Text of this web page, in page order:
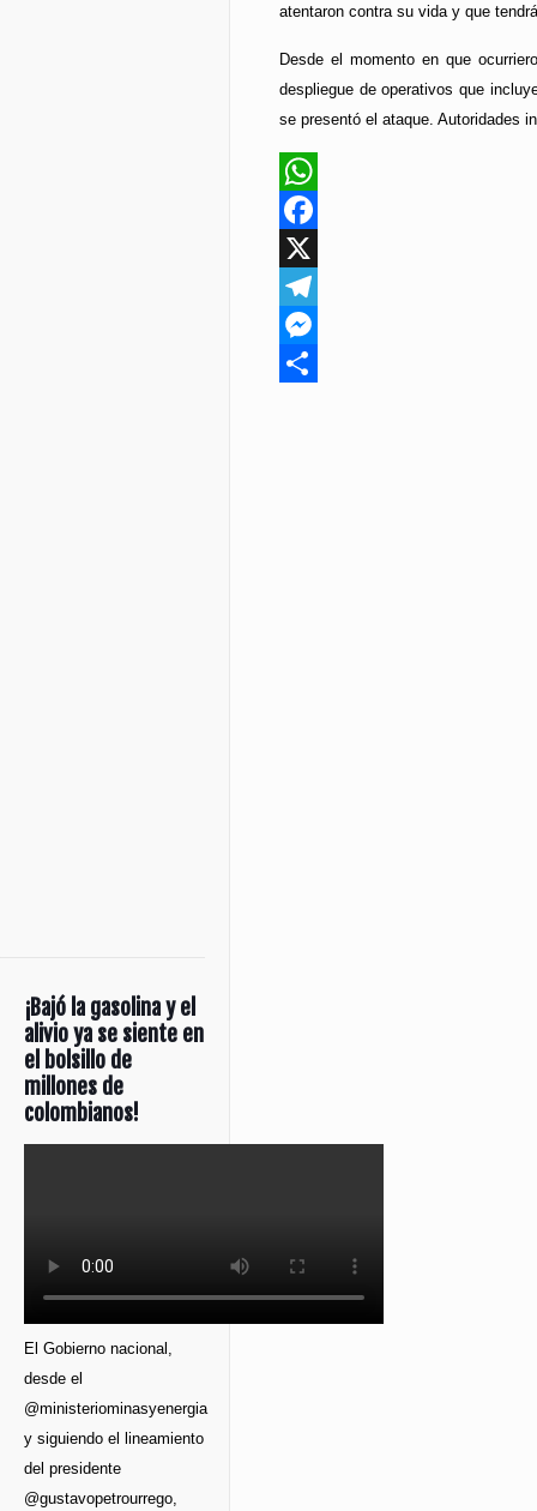
atentaron contra su vida y que
Desde el momento en que
despliegue de operativos que
se presentó el ataque. Autoridades
WhatsApp
Facebook
X
Telegram
Messenger
¡Bajó la gasolina y el
alivio ya se siente en
el bolsillo de
millones de
colombianos!
El Gobierno nacional,
desde el
@ministeriominasyenergia
y siguiendo el lineamiento
del presidente
@gustavopetrourrego,